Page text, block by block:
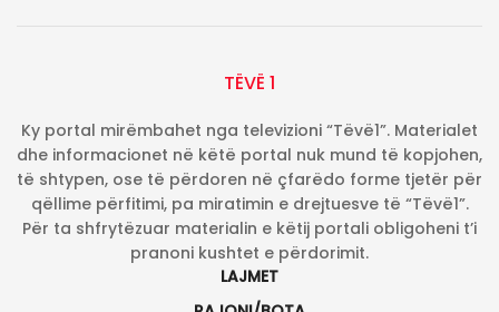
TËVË 1
Ky portal mirëmbahet nga televizioni “Tëvë1”. Materialet
dhe informacionet në këtë portal nuk mund të kopjohen,
të shtypen, ose të përdoren në çfarëdo forme tjetër për
qëllime përfitimi, pa miratimin e drejtuesve të “Tëvë1”.
Për ta shfrytëzuar materialin e këtij portali obligoheni t’i
pranoni kushtet e përdorimit.
LAJMET